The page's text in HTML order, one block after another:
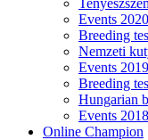
Events 2020
Breeding
Nemzeti
Events 2019
Breeding
Hungarian
Events 2018
Online Champion